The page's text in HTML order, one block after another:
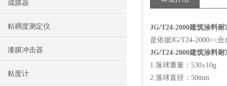
成膜器
粘稠度测定仪
漆膜冲击器
粘度计
JG/T24-2000建筑涂料
是依据JG/T24-2000<<
JG/T24-2000建筑涂料
1.落球重量：530±10g
2.落球直径：50mm